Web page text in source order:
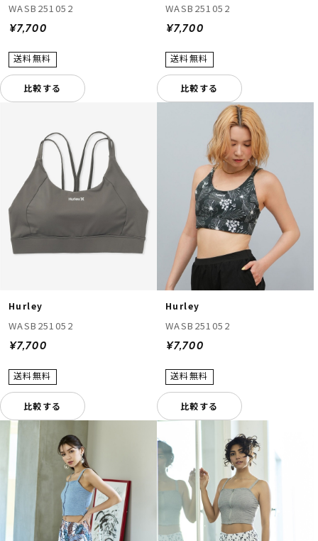
WASB251052
¥7,700
比較する
WASB251052
¥7,700
比較する
Hurley
WASB251052
¥7,700
比較する
Hurley
WASB251052
¥7,700
比較する